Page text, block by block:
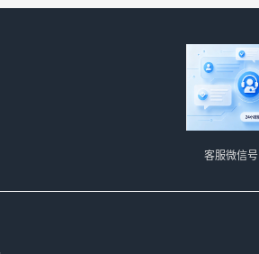
客服微信号